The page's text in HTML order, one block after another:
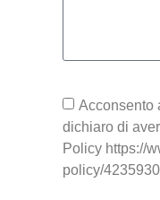
Acconsento
dichiaro di
Policy https://
policy/